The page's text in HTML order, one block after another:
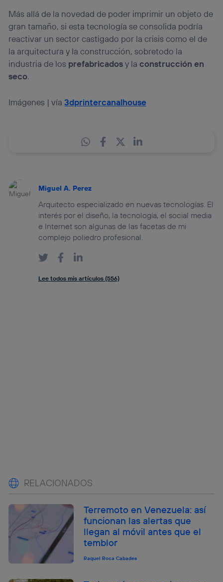
Más allá de la novedad de poder imprimir un objeto de
gran tamaño, si esta tecnología se consolida podría
reactivar un sector castigado por la crisis como el de
la arquitectura y la construcción, sobretodo la
industria de los prefabricadosy laconstrucción en
seco.
Imágenes | vía3dprintercanalhouse
Miguel A. Perez
Arquitecto especializado en nuevas tecnologías. El
interés por el diseño, la tecnología, el social media
e Internet son algunas de las facetas de mi
complejo poliedro profesional.
Lee todos mis artículos (556)
RELACIONADOS
Terremoto en Venezuela: así
funcionan las alertas que
llegan al móvil antes que el
temblor
Raquel Roca Cabades